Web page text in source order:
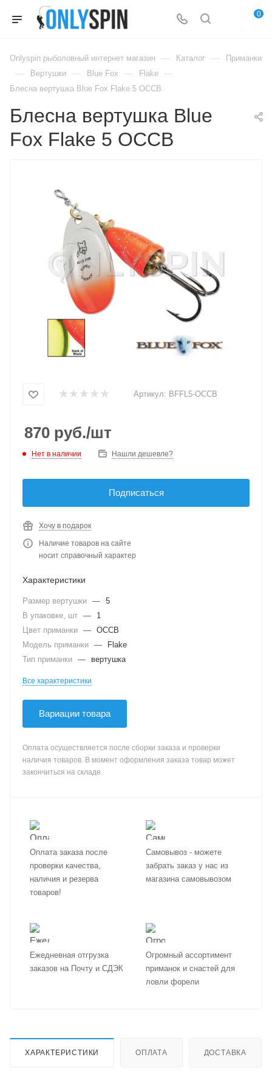
0
Onlyspin рыболовный интернет магазин — Каталог — Приманки
— Вертушки — Blue Fox — Flake —
Блесна вертушка Blue Fox Flake 5 OCCB
Блесна вертушка Blue
Fox Flake 5 OCCB
Артикул: BFFL5-OCCB
870 руб./шт
Нет в наличии Нашли дешевле?
Подписаться
Хочу в подарок
Наличие товаров на сайте
носит справочный характер
Характеристики
Размер вертушки — 5
В упаковке, шт —
1
Цвет приманки — OCCB
Модель приманки —
Flake
Тип приманки — вертушка
Все характеристики
Вариации товара
Оплата осуществляется после сборки заказа и проверки
наличия товаров. В момент оформления заказа товар может
закончиться на складе.
Оплата заказа после
проверки качества,
наличия и резерва
товаров!
Самовывоз - можете
забрать заказ у нас из
магазина самовывозом
Ежедневная отгрузка
заказов на Почту и СДЭК
Огромный ассортимент
приманок и снастей для
ловли форели
ХАРАКТЕРИСТИКИ ОПЛАТА ДОСТАВКА